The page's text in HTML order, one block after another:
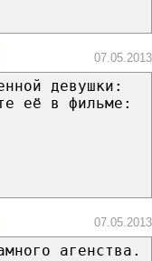
07.05.2013
девушки:
её в фильме:
07.05.2013
агенства.